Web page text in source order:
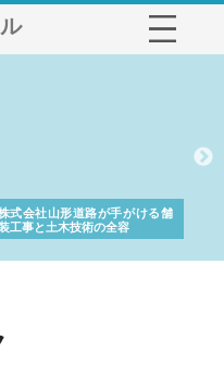
式会社山形道路が手がける舗
工事と土木技術の全容